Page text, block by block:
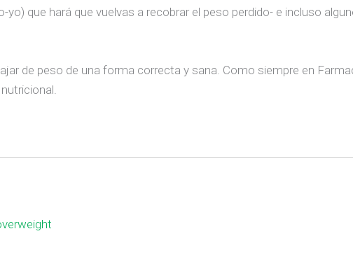
que hará que vuelvas a recobrar el peso perdido- e incluso
de peso de una forma correcta y sana. Como siempre en